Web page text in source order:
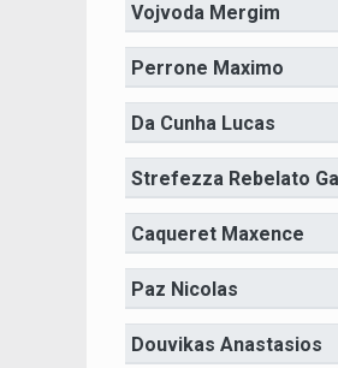
Vojvoda Mergim
Perrone Maximo
Da Cunha Lucas
Strefezza Rebelato
Caqueret Maxence
Paz Nicolas
Douvikas Anastasios